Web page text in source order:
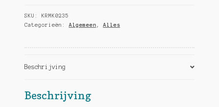
SKU: KRMK0235
Categorieën: Algemeen , Alles
Beschrijving
Beschrijving